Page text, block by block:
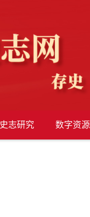
史志研究 数字资源